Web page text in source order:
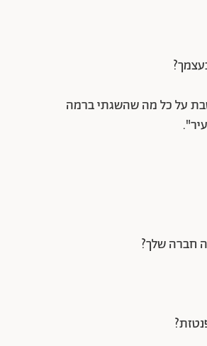
על כל מה שהשגתי ברמה
חברה שלך?